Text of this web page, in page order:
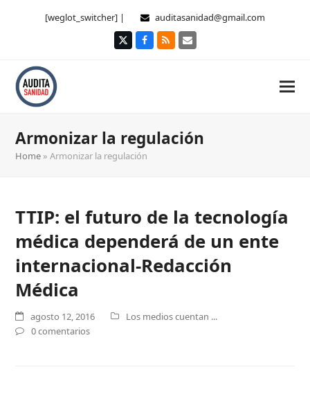
[weglot_switcher] | auditasanidad@gmail.com
TwitterFacebook
RSS Correo
Armonizar la regulación
Home »Armonizar la regulación
TTIP: el futuro de la tecnología
médica dependerá de un ente
internacional-Redacción
Médica
agosto 12, 2016
Los medios cuentan ...
0 comentarios